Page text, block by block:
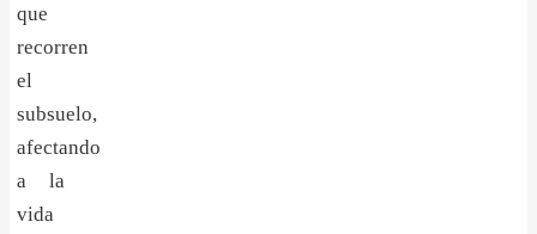
que
recorren
el
subsuelo,
afectando
a la
vida